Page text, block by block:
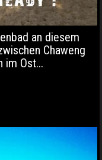
an diesem
Chaweng
im Ost...